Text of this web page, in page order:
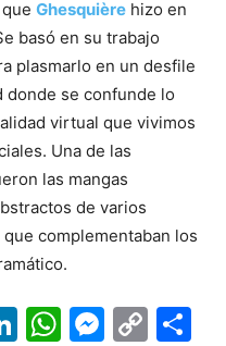
Ghesquière hizo en
basó en su trabajo
plasmarlo en un desfile
donde se confunde lo
virtual que vivimos
Una de las
las mangas
de varios
complementaban los
LinkedIn